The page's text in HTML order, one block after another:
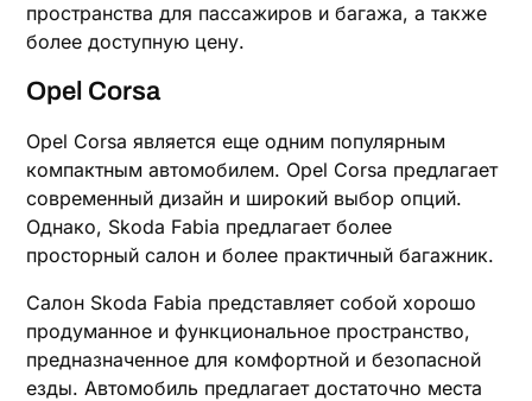
пространства для пассажиров и багажа, а также
более доступную цену.
Opel Corsa
Opel Corsa является еще одним популярным
компактным автомобилем. Opel Corsa предлагает
современный дизайн и широкий выбор опций.
Однако, Skoda Fabia предлагает более
просторный салон и более практичный багажник.
Салон Skoda Fabia представляет собой хорошо
продуманное и функциональное пространство,
предназначенное для комфортной и безопасной
езды. Автомобиль предлагает достаточно места